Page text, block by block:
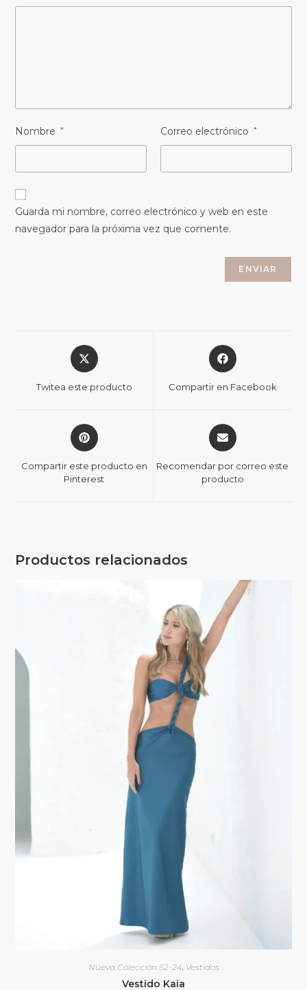
Nombre * Correo electrónico *
Guarda mi nombre, correo electrónico y web en este
navegador para la próxima vez que comente.
Twitea este producto Compartir en Facebook
Compartir este producto en
Pinterest
Recomendar por correo este
producto
Productos relacionados
Nueva Colección S2-24, Vestidos
Vestido Kaia